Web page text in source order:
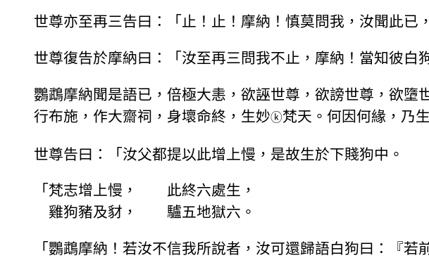
世尊亦至再三告曰：「止！止！摩納！慎莫問我，汝聞此已
世尊復告於摩納曰：「汝至再三問我不止，摩納！當知彼白
鸚鵡摩納聞是語已，倍極大恚，欲誣世尊，欲謗世尊，欲
行布施，作大齋祠，身壞命終，生妙ⓚ梵天。何因何緣，乃
世尊告曰：「汝父都提以此增上慢，是故生於下賤狗中。
「梵志增上慢， 此終六處生，
雞狗豬及豺， 驢五地獄六。
「鸚鵡摩納！若汝不信我所說者，汝可還歸語白狗曰：『